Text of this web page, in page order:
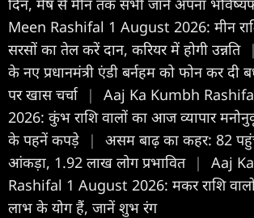
Meen Rashifal 1 August 2026: मीन
सरसों का तेल करें दान, करियर में होगी उन्नति |
के नए प्रधानमंत्री एंडी बर्नहम को फोन कर दी
पर खास चर्चा
|
Aaj Ka Kumbh
2026: कुंभ राशि वालों का आज व्यापार
के पहनें कपड़े
|
असम बाढ़ का कहर: 82
आंकड़ा, 1.92 लाख लोग प्रभावित |
Aaj
Rashifal 1 August 2026: मकर राशि
लाभ के योग हैं, जानें शुभ रंग